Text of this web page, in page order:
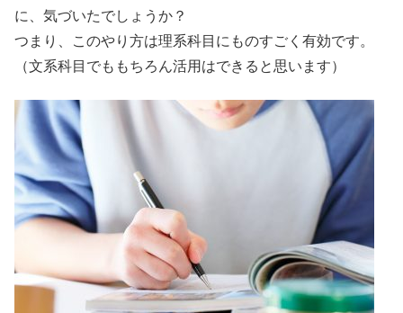
に、気づいたでしょうか？
つまり、このやり方は理系科目にものすごく有効です。
（文系科目でももちろん活用はできると思います）